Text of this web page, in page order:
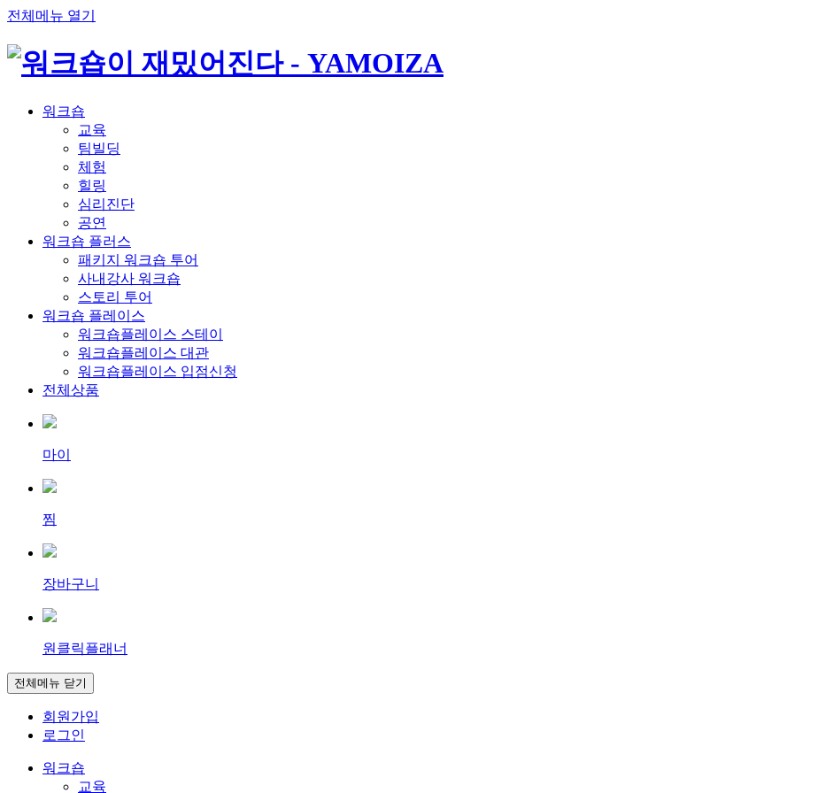
전체메뉴 열기
워크숍
교육
팀빌딩
체험
힐링
심리진단
공연
워크숍 플러스
패키지 워크숍 투어
사내강사 워크숍
스토리 투어
워크숍 플레이스
워크숍플레이스 스테이
워크숍플레이스 대관
워크숍플레이스 입점신청
전체상품
마이
찜
장바구니
원클릭플래너
전체메뉴 닫기
회원가입
로그인
워크숍
교육